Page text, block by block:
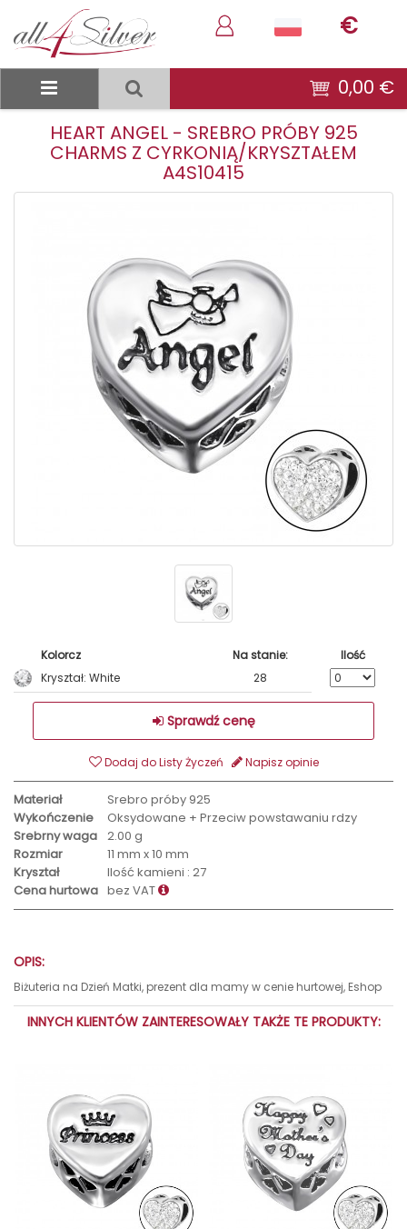
€
0,00 €
HEART ANGEL - SREBRO PRÓBY 925
CHARMS Z CYRKONIĄ/KRYSZTAŁEM
A4S10415
Kolorcz Na stanie:
Ilość
Kryształ: White
28
Sprawdź cenę
Dodaj do Listy Życzeń Napisz opinie
Materiał
Srebro próby 925
Wykończenie
Oksydowane + Przeciw powstawaniu rdzy
Srebrny waga 2.00 g
Rozmiar
11 mm x 10 mm
Kryształ
Ilość kamieni : 27
Cena hurtowa bez VAT
OPIS:
Biżuteria na Dzień Matki, prezent dla mamy w cenie hurtowej, Eshop
INNYCH KLIENTÓW ZAINTERESOWAŁY TAKŻE TE PRODUKTY: